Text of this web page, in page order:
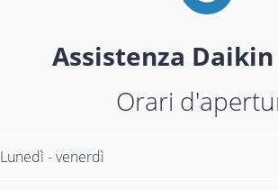
Assistenza Daikin
Orari
Lunedì - venerdì